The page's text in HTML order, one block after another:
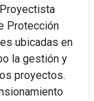
Protección
ubicadas en
la gestión y
proyectos.